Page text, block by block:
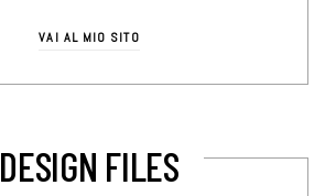
VAI AL MIO SITO
DESIGN FILES